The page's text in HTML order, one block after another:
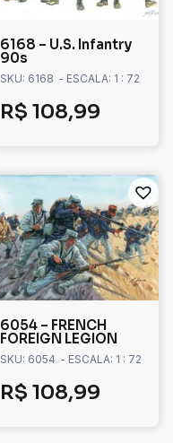
6168 – U.S. Infantry
90s
SKU: 6168 - ESCALA: 1 : 72
R$ 108,99
6054 – FRENCH
FOREIGN LEGION
SKU: 6054 - ESCALA: 1 : 72
R$ 108,99